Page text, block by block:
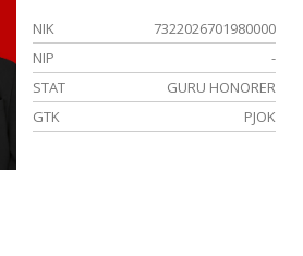
NIK
7322026701980000
NIP
-
STAT
GURU HONORER
GTK
PJOK